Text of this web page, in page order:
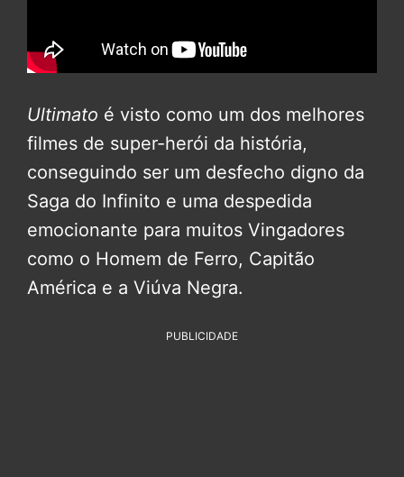
Ultimato é visto como um dos melhores
filmes de super-herói da história,
conseguindo ser um desfecho digno da
Saga do Infinito e uma despedida
emocionante para muitos Vingadores
como o Homem de Ferro, Capitão
América e a Viúva Negra.
PUBLICIDADE